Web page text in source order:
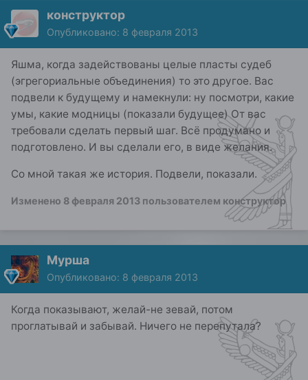
конструктор
Опубликовано: 8 февраля 2013
Яшма, когда задействованы целые пласты судеб
(эгрегориальные объединения) то это другое. Вас
подвели к будущему и намекнули: ну посмотри, какие
умы, какие модницы (показали будущее) От вас
требовали сделать первый шаг. Всё продумано и
подготовлено. И вы сделали его, в виде желания.
Со мной такая же история. Подвели, показали.
Изменено 8 февраля 2013 пользователем конструктор
Мурша
Опубликовано: 8 февраля 2013
Когда показывают, желай-не зевай, потом
проглатывай и забывай. Ничего не перепутала?